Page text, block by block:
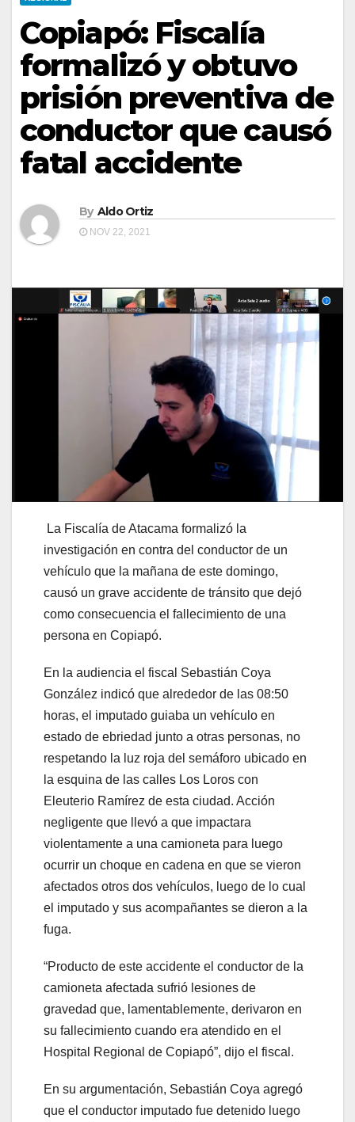
Copiapó: Fiscalía
formalizó y obtuvo
prisión preventiva de
conductor que causó
fatal accidente
By Aldo Ortiz
NOV 22, 2021
La Fiscalía de Atacama formalizó la
investigación en contra del conductor de un
vehículo que la mañana de este domingo,
causó un grave accidente de tránsito que dejó
como consecuencia el fallecimiento de una
persona en Copiapó.
En la audiencia el fiscal Sebastián Coya
González indicó que alrededor de las 08:50
horas, el imputado guiaba un vehículo en
estado de ebriedad junto a otras personas, no
respetando la luz roja del semáforo ubicado en
la esquina de las calles Los Loros con
Eleuterio Ramírez de esta ciudad. Acción
negligente que llevó a que impactara
violentamente a una camioneta para luego
ocurrir un choque en cadena en que se vieron
afectados otros dos vehículos, luego de lo cual
el imputado y sus acompañantes se dieron a la
fuga.
“Producto de este accidente el conductor de la
camioneta afectada sufrió lesiones de
gravedad que, lamentablemente, derivaron en
su fallecimiento cuando era atendido en el
Hospital Regional de Copiapó”, dijo el fiscal.
En su argumentación, Sebastián Coya agregó
que el conductor imputado fue detenido luego